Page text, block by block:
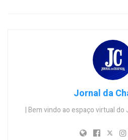
Jornal da
| Bem vindo ao espaço virtual do